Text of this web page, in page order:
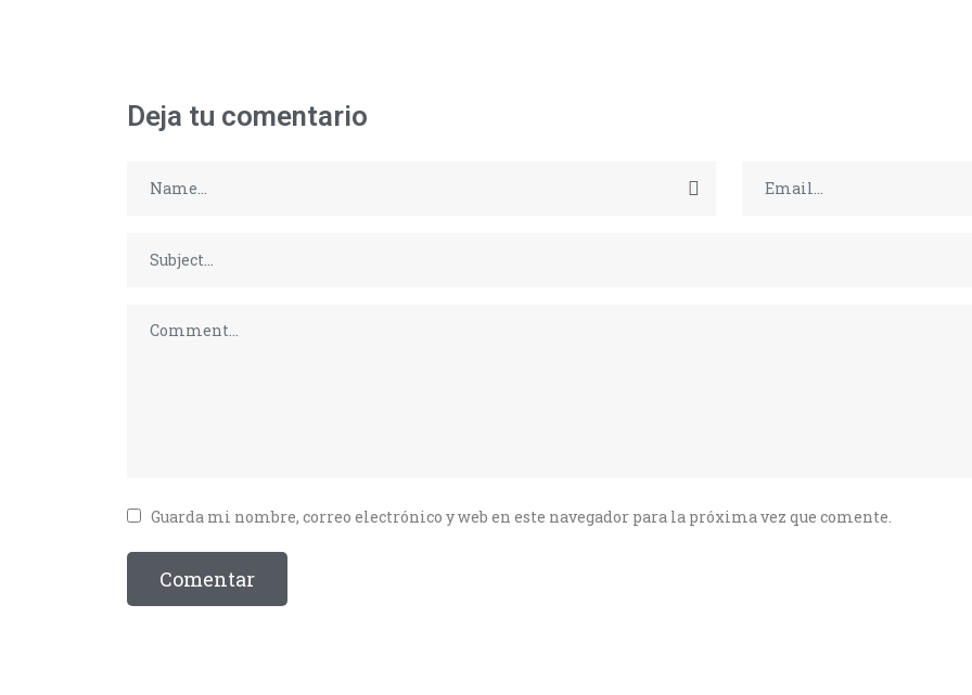
Deja tu comentario
Guarda mi nombre, correo electrónico y web en este navegador para la próxima vez que comente.